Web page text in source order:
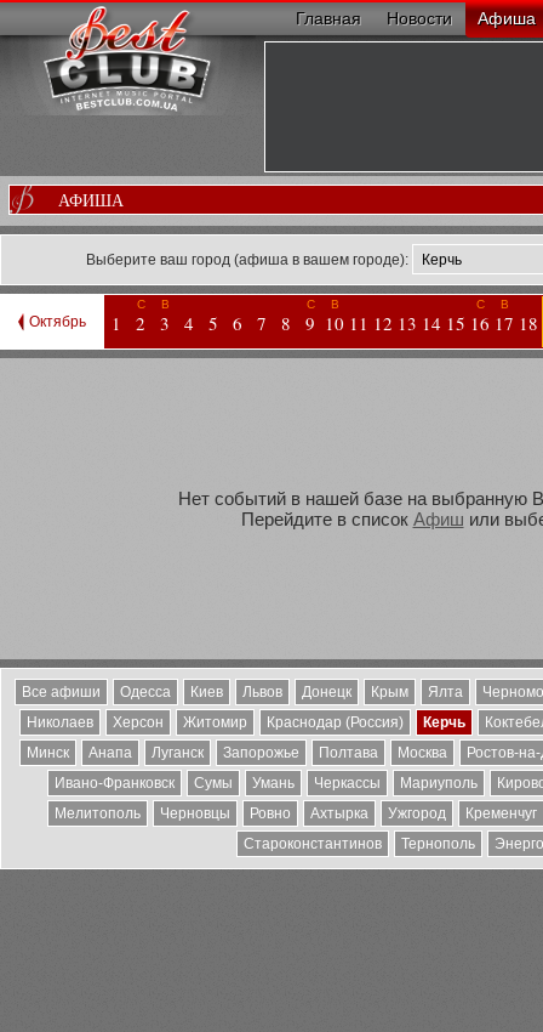
Главная Новости Афиша
АФИША
Выберите ваш город (афиша в вашем городе):
Октябрь 1
С
2
В
3 4 5 6 7 8
С
9
В
10 11 12 13 14 15
С
16
В
17 18
Нет событий в нашей базе на выбранную
Перейдите в список Афиш или
Все афиши Одесса Киев Львов Донецк Крым Ялта
Николаев
Херсон Житомир Краснодар (Россия) Керчь
Минск
Анапа Луганск Запорожье Полтава Москва
Ростов-
Ивано-Франковск
Сумы Умань Черкассы Мариуполь
Мелитополь
Черновцы Ровно Ахтырка Ужгород
Кременчуг
Староконстантинов
Тернополь